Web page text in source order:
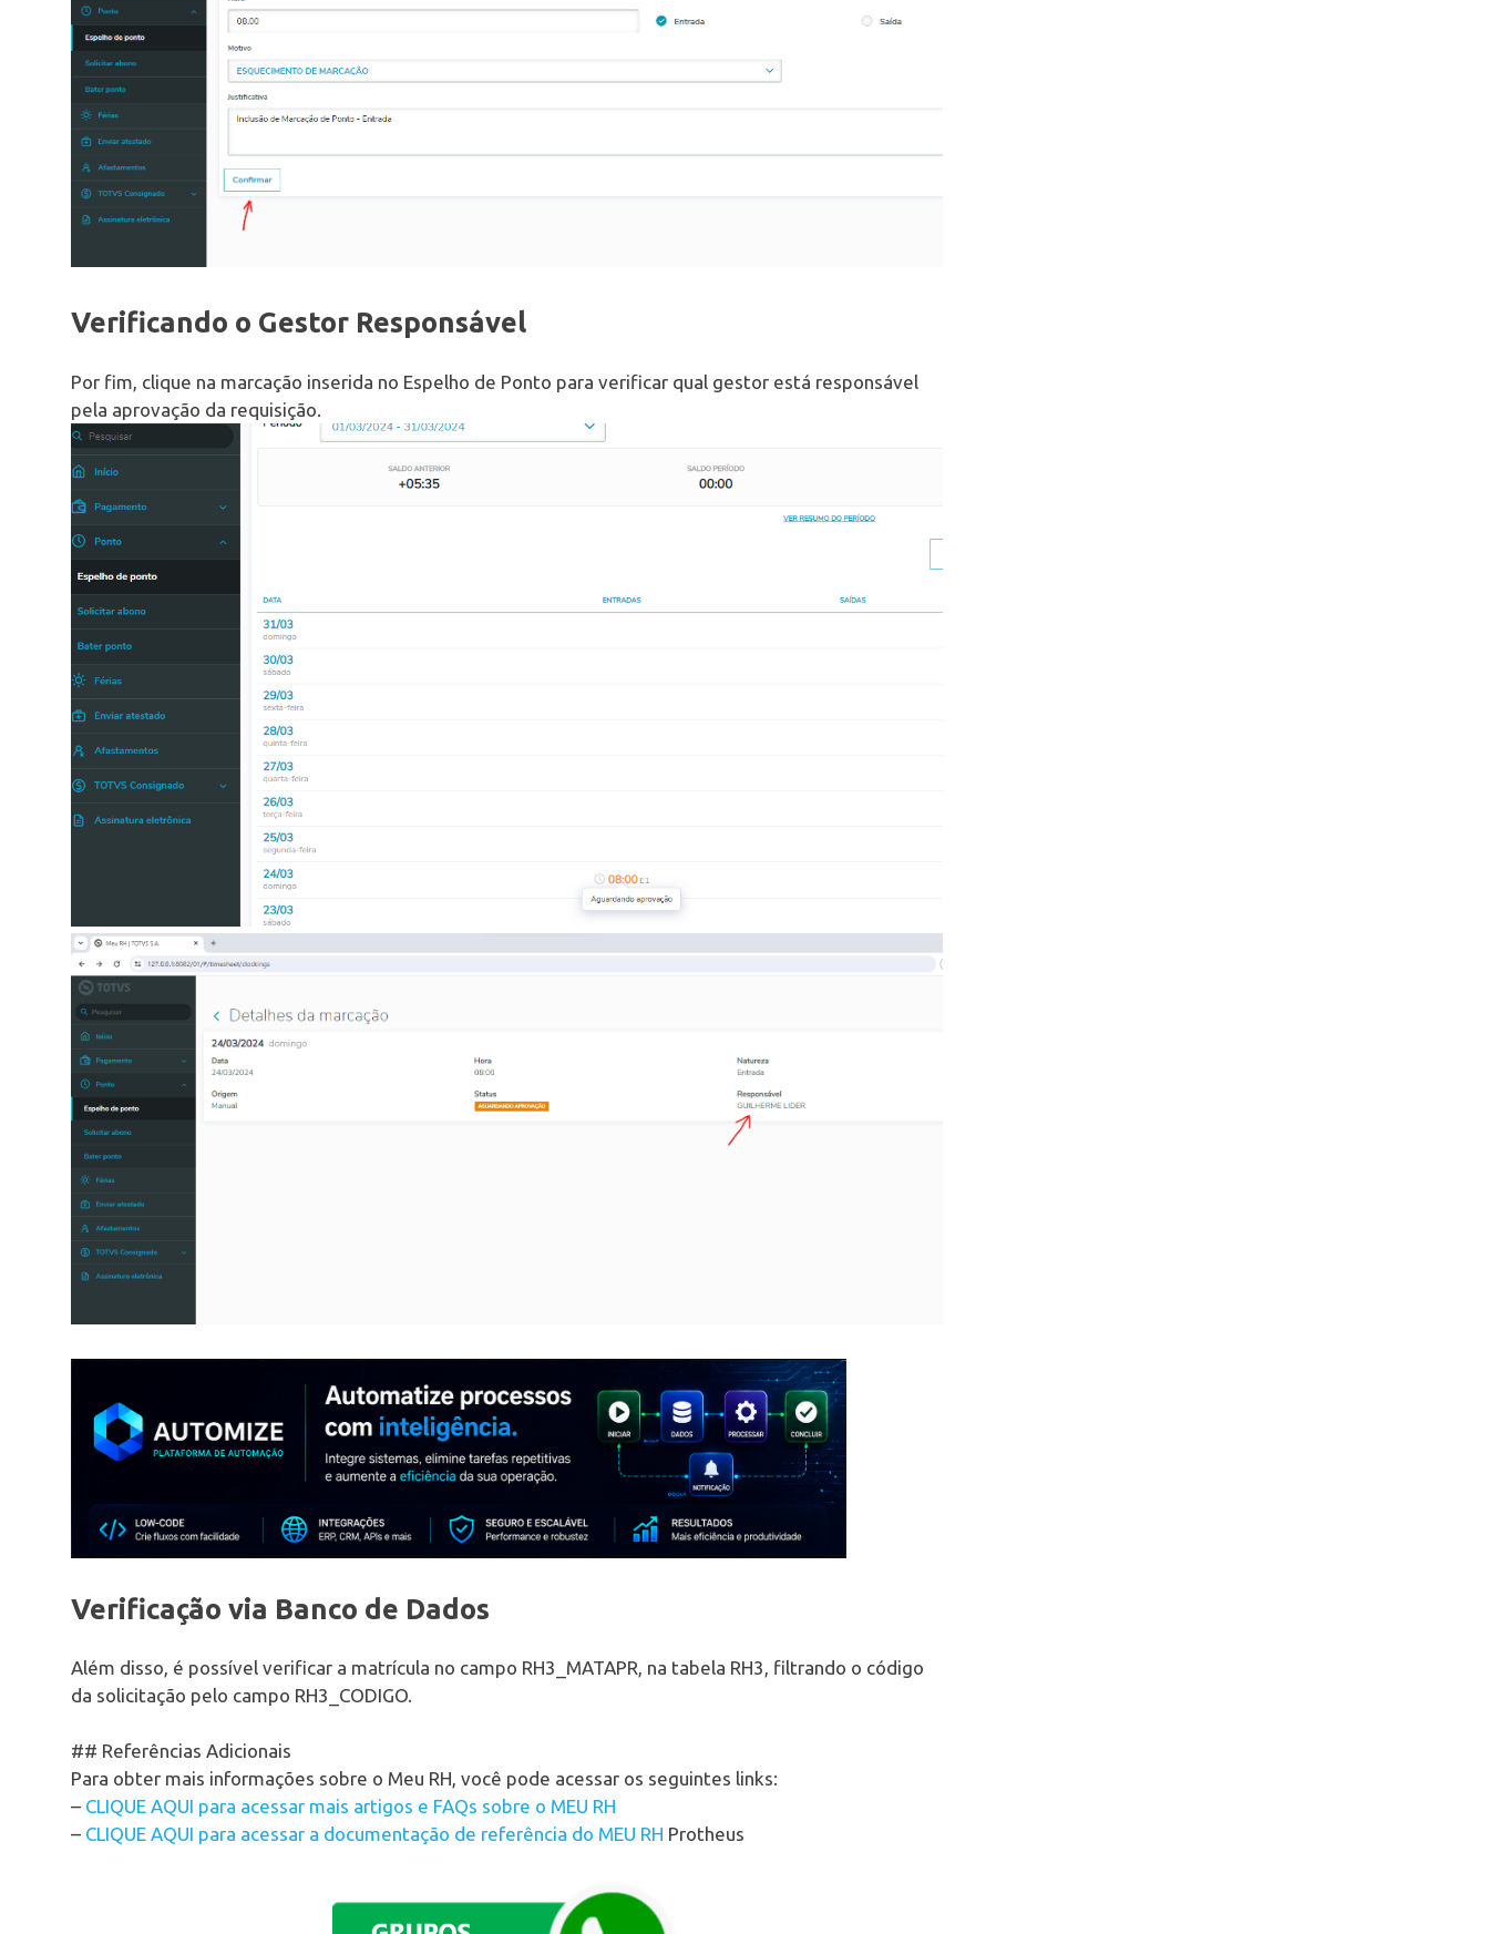
Verificando o Gestor Responsável
Por fim, clique na marcação inserida no Espelho de Ponto para verificar qual gestor está responsável
pela aprovação da requisição.
Verificação via Banco de Dados
Além disso, é possível verificar a matrícula no campo RH3_MATAPR, na tabela RH3, filtrando o código
da solicitação pelo campo RH3_CODIGO.
## Referências Adicionais
Para obter mais informações sobre o Meu RH, você pode acessar os seguintes links:
– CLIQUE AQUI para acessar mais artigos e FAQs sobre o MEU RH
– CLIQUE AQUI para acessar a documentação de referência do MEU RH Protheus